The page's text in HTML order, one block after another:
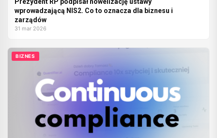
Prezydent RP podpisał nowelizację ustawy
wprowadzającą NIS2. Co to oznacza dla biznesu i
zarządów
31 mar 2026
BIZNES